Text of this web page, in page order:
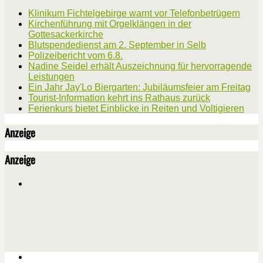
Klinikum Fichtelgebirge warnt vor Telefonbetrügern
Kirchenführung mit Orgelklängen in der
Gottesackerkirche
Blutspendedienst am 2. September in Selb
Polizeibericht vom 6.8.
Nadine Seidel erhält Auszeichnung für hervorragende
Leistungen
Ein Jahr Jay'Lo Biergarten: Jubiläumsfeier am Freitag
Tourist-Information kehrt ins Rathaus zurück
Ferienkurs bietet Einblicke in Reiten und Voltigieren
Anzeige
Anzeige